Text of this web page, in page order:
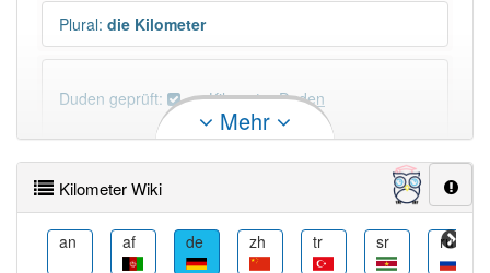
Plural: die Kilometer
Duden geprüft: Kilometer Duden
×
Das Wort Kilometer ist eine Ausnahme.
Wörter, die mit "-meter" enden, haben fast immer
das.
Mehr
Kilometer Wiki
an af de zh tr sr ru